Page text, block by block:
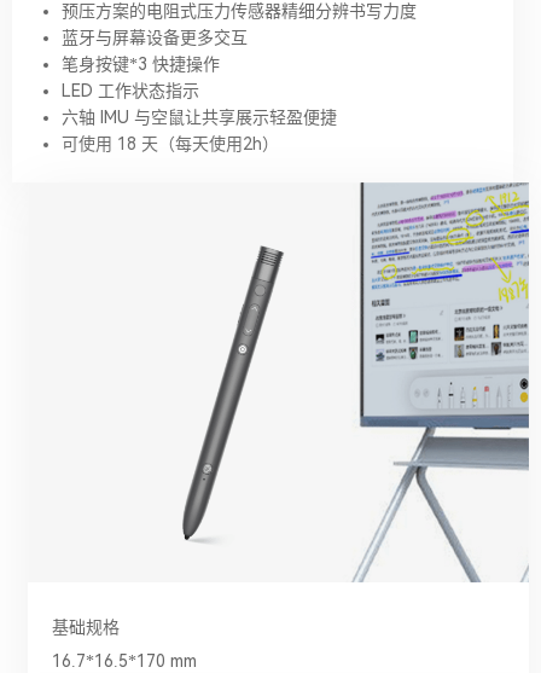
预压方案的电阻式压力传感器精细分辨书写力度
蓝牙与屏幕设备更多交互
笔身按键*3 快捷操作
LED 工作状态指示
六轴 IMU 与空鼠让共享展示轻盈便捷
可使用 18 天（每天使用2h）
基础规格
16.7*16.5*170 mm